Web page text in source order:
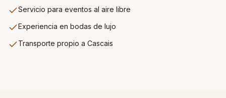
Servicio para eventos al aire libre
Experiencia en bodas de lujo
Transporte propio a Cascais